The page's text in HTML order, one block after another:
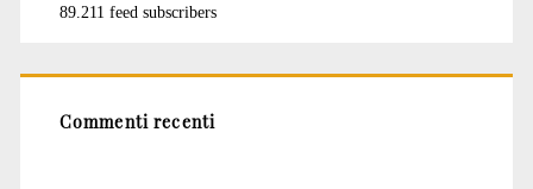
89.211 feed subscribers
Commenti recenti